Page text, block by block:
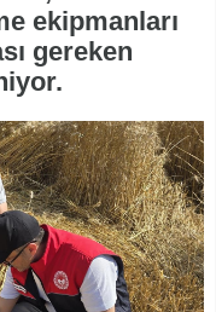
ekipmanları
gereken